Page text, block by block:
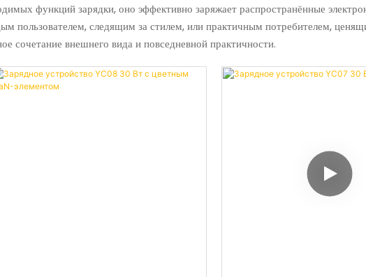
функций зарядки, оно эффективно заряжает распространённые
пользователем, следящим за стилем, или практичным потребителем,
сочетание внешнего вида и повседневной практичности.